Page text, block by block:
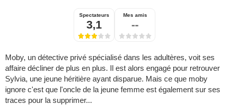
Spectateurs
3,1
Mes amis
--
Moby, un détective privé spécialisé dans les adultères, voit ses
affaire décliner de plus en plus. Il est alors engagé pour retrouver
Sylvia, une jeune héritière ayant disparue. Mais ce que moby
ignore c'est que l'oncle de la jeune femme est également sur ses
traces pour la supprimer...